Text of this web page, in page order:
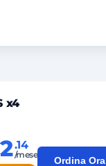
x4
.14
/mese
Ordina Ora